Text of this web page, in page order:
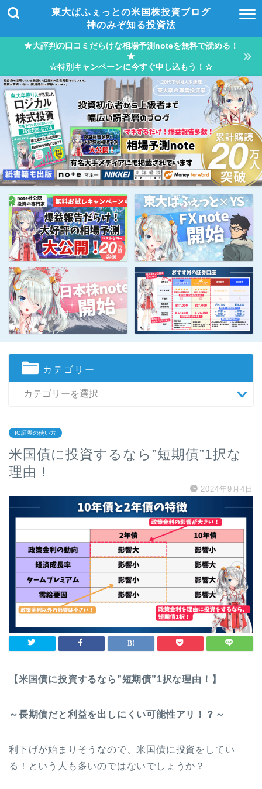
東大ぱふぇっとの米国株投資ブログ
神のみぞ知る投資法
★大評判の口コミだらけな相場予測noteを無料で読める！
★
☆特別キャンペーンに今すぐ申し込もう！☆
カテゴリー
IG証券の使い方
米国債に投資するなら”短期債”1択な
理由！
2024年9月4日
【米国債に投資するなら”短期債”1択な理由！】
～長期債だと利益を出しにくい可能性アリ！？～
利下げが始まりそうなので、米国債に投資をしてい
る！という人も多いのではないでしょうか？